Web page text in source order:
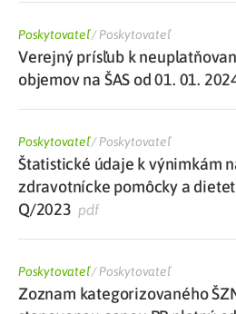
Poskytovateľ/Poskytovateľ
Verejný prísľub k
objemov na ŠAS od 01. 01.
Poskytovateľ/Poskytovateľ
Štatistické údaje k výnimkám
zdravotnícke pomôcky a
Q/2023 pdf
Poskytovateľ/Poskytovateľ
Zoznam kategorizovaného